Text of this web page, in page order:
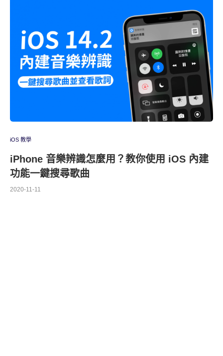
iOS 教學
iPhone 音樂辨識怎麼用？教你使用 iOS 內建
功能一鍵搜尋歌曲
2020-11-11